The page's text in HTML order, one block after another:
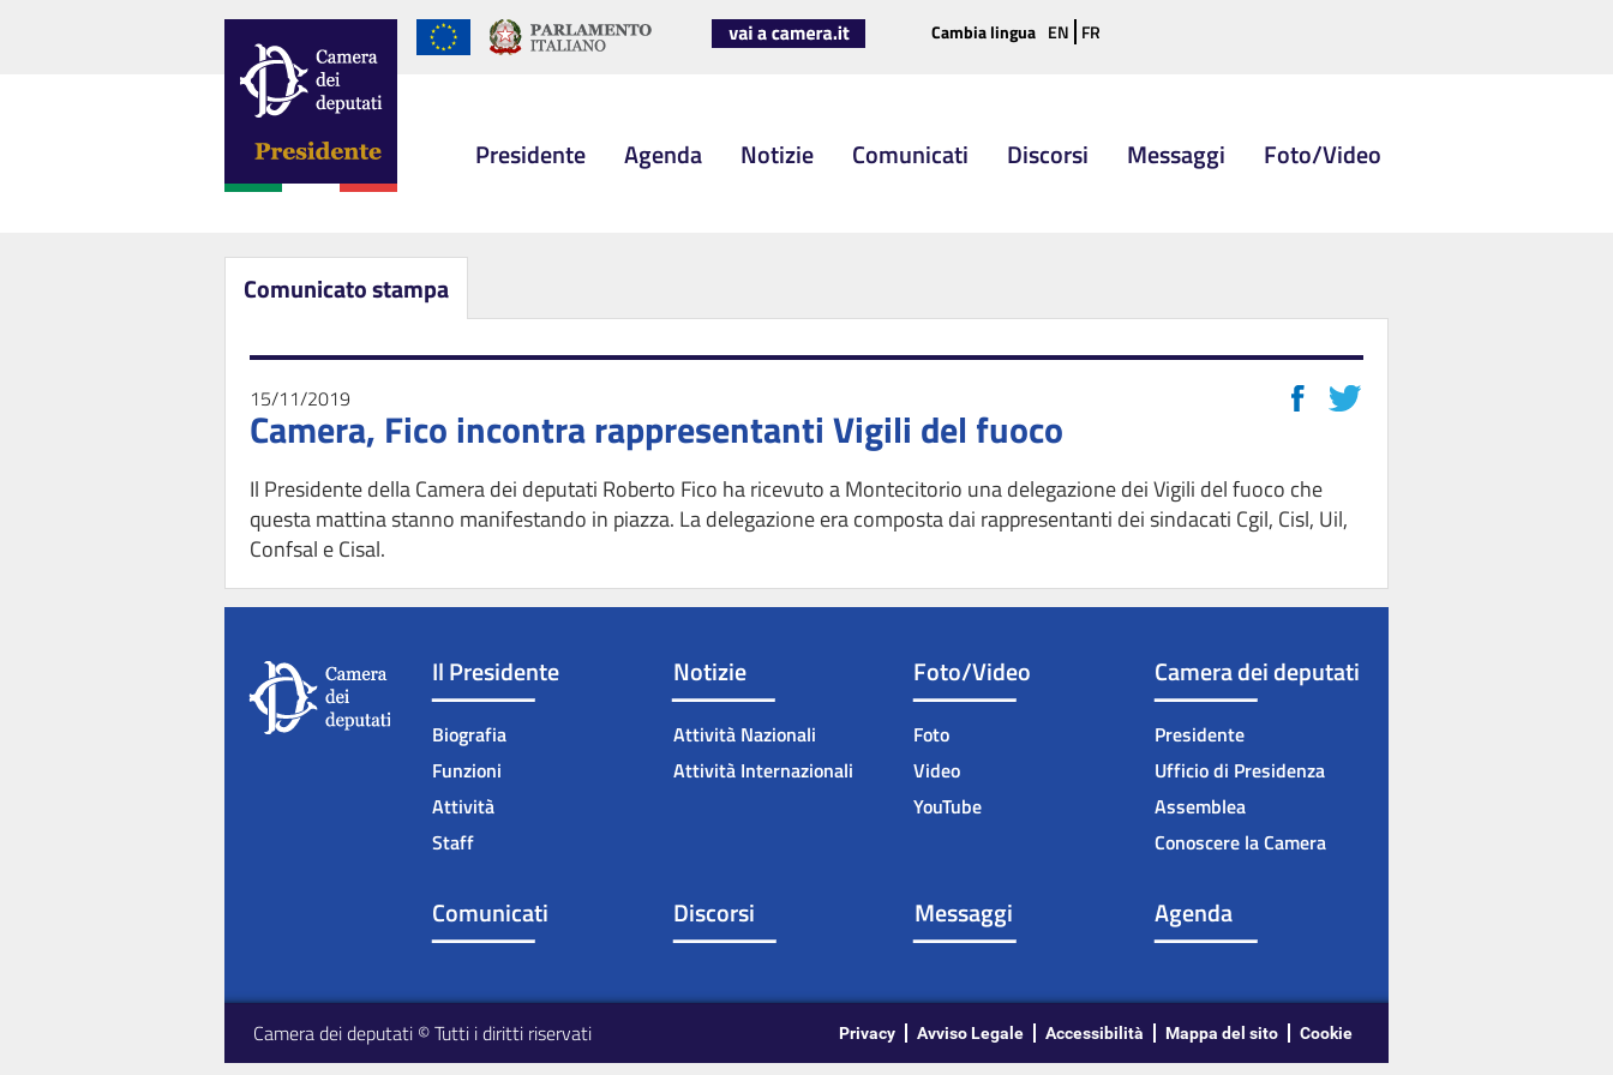
Cambia lingua EN FR
Presidente Agenda Notizie Comunicati Discorsi Messaggi Foto/Video
Comunicato stampa
15/11/2019
Camera, Fico incontra rappresentanti Vigili del fuoco
Il Presidente della Camera dei deputati Roberto Fico ha ricevuto a Montecitorio una delegazione dei Vigili del fuoco che
questa mattina stanno manifestando in piazza. La delegazione era composta dai rappresentanti dei sindacati Cgil, Cisl, Uil,
Confsal e Cisal.
Il Presidente
Biografia
Funzioni
Attività
Staff
Notizie
Attività Nazionali
Attività Internazionali
Foto/Video
Foto
Video
YouTube
Camera dei deputati
Presidente
Ufficio di Presidenza
Assemblea
Conoscere la Camera
Comunicati Discorsi Messaggi Agenda
Camera dei deputati © Tutti i diritti riservati Privacy Avviso Legale Accessibilità Mappa del sito Cookie